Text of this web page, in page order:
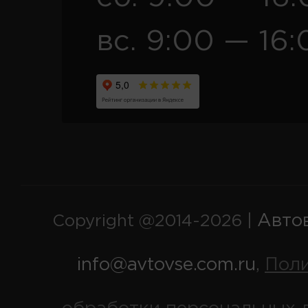
вс. 9:00 —
Copyright @2014-2026 |
info@avtovse.com.ru,